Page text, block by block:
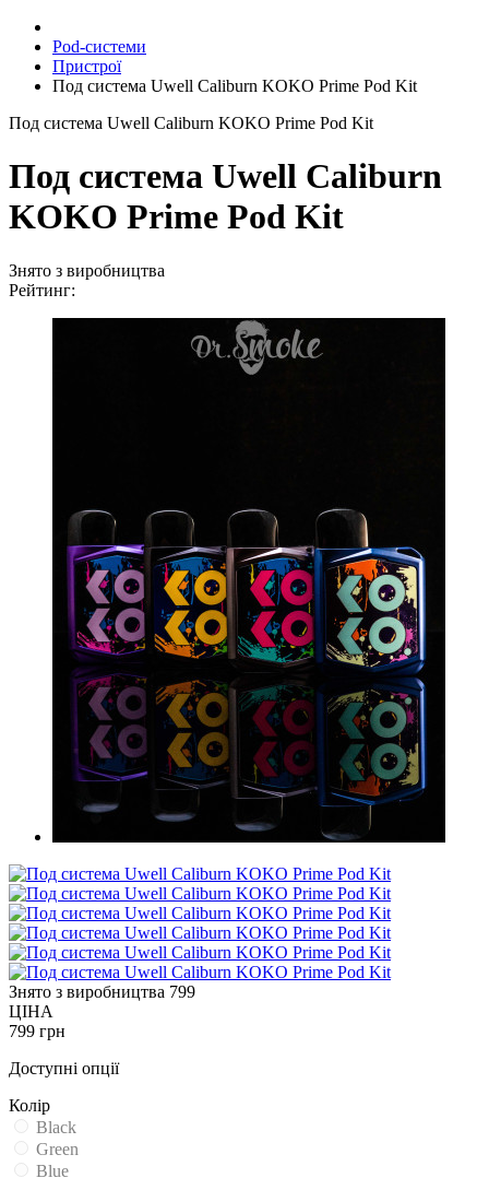
Pod-системи
Пристрої
Под система Uwell Caliburn KOKO Prime Pod Kit
Под система Uwell Caliburn KOKO Prime Pod Kit
Под система Uwell Caliburn
KOKO Prime Pod Kit
Знято з виробництва
Рейтинг:
Знято з виробництва 799
ЦІНА
799 грн
Доступні опції
Колір
Black
Green
Blue